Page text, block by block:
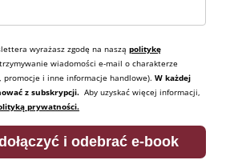
wyrażasz zgodę na naszą politykę
wiadomości e-mail o charakterze
promocje i inne informacje handlowe). W każdej
z subskrypcji. Aby uzyskać więcej informacji,
prywatności.
i odebrać e-book